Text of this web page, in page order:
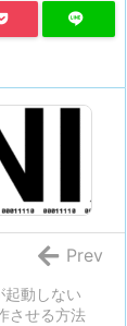
起動しない
させる方法
Prev